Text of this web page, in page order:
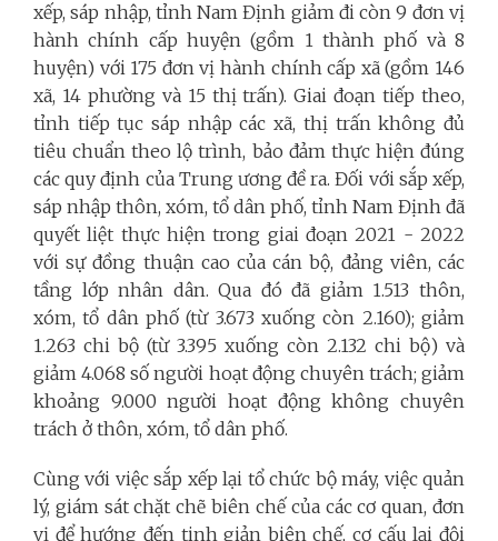
xếp, sáp nhập, tỉnh Nam Định giảm đi còn 9 đơn vị
hành chính cấp huyện (gồm 1 thành phố và 8
huyện) với 175 đơn vị hành chính cấp xã (gồm 146
xã, 14 phường và 15 thị trấn). Giai đoạn tiếp theo,
tỉnh tiếp tục sáp nhập các xã, thị trấn không đủ
tiêu chuẩn theo lộ trình, bảo đảm thực hiện đúng
các quy định của Trung ương đề ra. Đối với sắp xếp,
sáp nhập thôn, xóm, tổ dân phố, tỉnh Nam Định đã
quyết liệt thực hiện trong giai đoạn 2021 - 2022
với sự đồng thuận cao của cán bộ, đảng viên, các
tầng lớp nhân dân. Qua đó đã giảm 1.513 thôn,
xóm, tổ dân phố (từ 3.673 xuống còn 2.160); giảm
1.263 chi bộ (từ 3.395 xuống còn 2.132 chi bộ) và
giảm 4.068 số người hoạt động chuyên trách; giảm
khoảng 9.000 người hoạt động không chuyên
trách ở thôn, xóm, tổ dân phố.
Cùng với việc sắp xếp lại tổ chức bộ máy, việc quản
lý, giám sát chặt chẽ biên chế của các cơ quan, đơn
vị để hướng đến tinh giản biên chế, cơ cấu lại đội